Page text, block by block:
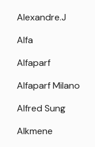
Alexandre.J
Alfa
Alfaparf
Alfaparf Milano
Alfred Sung
Alkmene